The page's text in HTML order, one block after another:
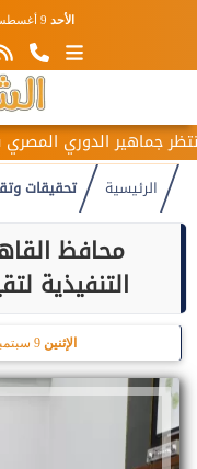
الأحد
الرئيسية تحقيقات
محافظ
التنفيذية
الإثنين